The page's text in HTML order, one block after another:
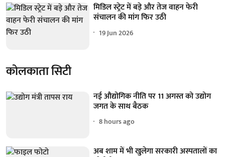
मिडिल स्ट्रेट में बड़े और तेज वाहन फेरी
संचालन की मांग फिर उठी
19 Jun 2026
कोलकाता सिटी
नई औद्योगिक नीति पर 11 अगस्त को उद्योग
जगत के साथ बैठक
8 hours ago
अब शाम में भी खुलेगा सरकारी अस्पतालों का